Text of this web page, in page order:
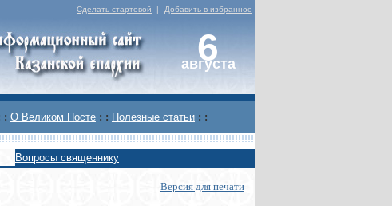
Сделать стартовой | Добавить в избранное
6
августа
: О Великом Посте : : Полезные статьи : :
Вопросы священнику
Версия для печати